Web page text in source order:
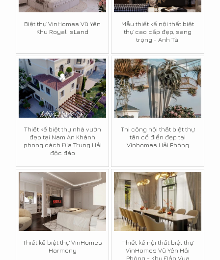
Biệt thự VinHomes Vũ Yên
Khu Royal IsLand
Mẫu thiết kế nội thất biệt
thự cao cấp đẹp, sang
trọng - Anh Tài
Thiết kế biệt thự nhà vườn
đẹp tại Nam An Khánh
phong cách Địa Trung Hải
độc đáo
Thi công nội thất biệt thự
tân cổ điển đẹp tại
Vinhomes Hải Phòng
Thiết kế biệt thự VinHomes
Harmony
Thiết kế nội thất biệt thự
VinHomes Vũ Yên Hải
Phòng - Khu Đảo Vua